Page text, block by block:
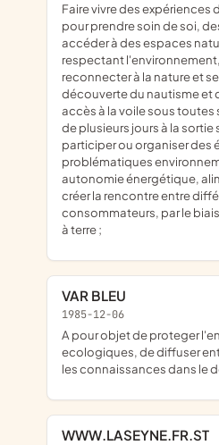
faire vivre des expériences de nature autour d'activités extérieures
pour prendre soin de soi,
accéder à des espaces
respectant
reconnecter à la nature et
découverte du nautisme et
accès à la voile sous toutes
de plusieurs jours à la
participer ou organiser des
problématiques
autonomie énergétique,
créer la rencontre entre
consommateurs, par le
à terre ;
VAR BLEU
1985-12-06
a pour objet de proteger l'environnement, la nature et les equilibres
ecologiques, de diffuser
les connaissances dans le
WWW.LASEYNE.FR.ST